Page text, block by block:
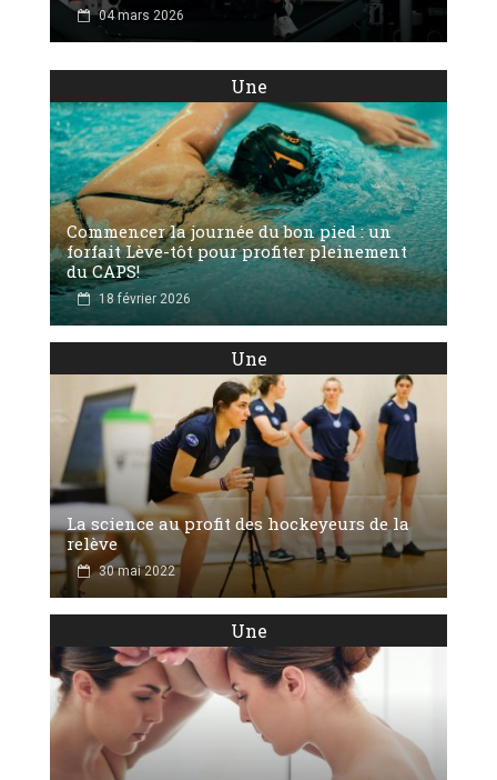
04 mars 2026
Une
Commencer la journée du bon pied : un
forfait Lève-tôt pour profiter pleinement
du CAPS!
18 février 2026
Une
La science au profit des hockeyeurs de la
relève
30 mai 2022
Une